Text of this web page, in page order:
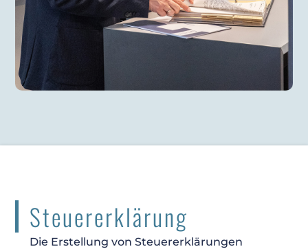
Steuererklärung
Die Erstellung von Steuererklärungen